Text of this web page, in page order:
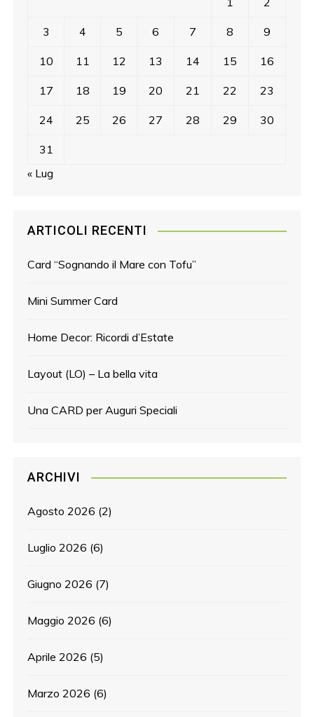
3 4 5 6 7 8 9
10 11 12 13 14 15 16
17 18 19 20 21 22 23
24 25 26 27 28 29 30
31
« Lug
ARTICOLI RECENTI
Card “Sognando il Mare con Tofu”
Mini Summer Card
Home Decor: Ricordi d’Estate
Layout (LO) – La bella vita
Una CARD per Auguri Speciali
ARCHIVI
Agosto 2026 (2)
Luglio 2026 (6)
Giugno 2026 (7)
Maggio 2026 (6)
Aprile 2026 (5)
Marzo 2026 (6)